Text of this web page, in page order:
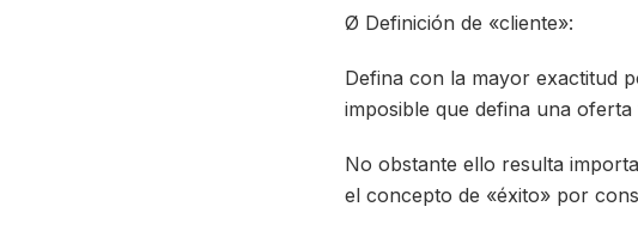
Ø Definición de «cliente»:
Defina con la mayor exactitud
imposible que defina una
No obstante ello resulta
el concepto de «éxito» por